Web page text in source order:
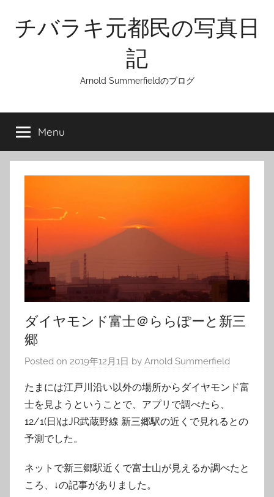
content
チバラキ元都民の写真日
記
Arnold Summerfieldのブログ
Menu
ダイヤモンド富士＠ららぽーと新三
郷
Posted on 2019年12月1日 by Arnold Summerfield
たまには江戸川沿い以外の場所からダイヤモンド富
士を見ようということで、アプリで調べたら、
12/1(日)はJR武蔵野線 新三郷駅の近くで見れるとの
予測でした。
ネットで新三郷駅近くで富士山が見えるか調べたと
ころ、↓の記事がありました。